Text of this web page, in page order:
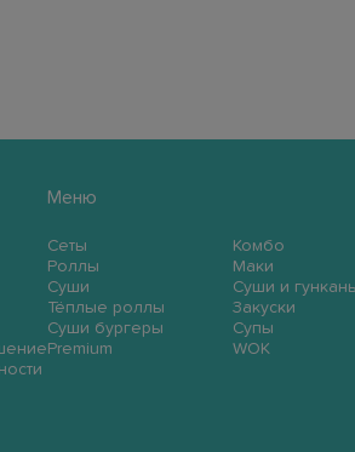
Меню
Сеты
Роллы
Суши
Тёплые роллы
Суши бургеры
Premium
Комбо
Маки
Суши и
Закуски
Супы
WOK